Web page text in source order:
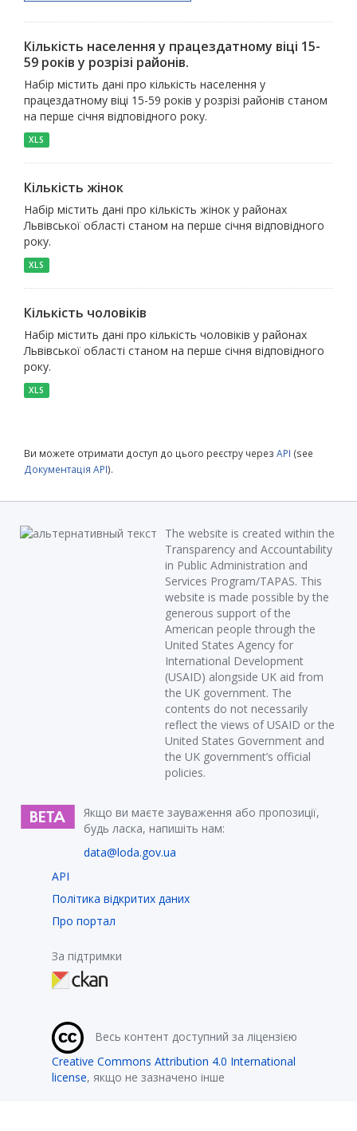
Кількість населення у працездатному віці 15-
59 років у розрізі районів.
Набір містить дані про кількість населення у
працездатному віці 15-59 років у розрізі районів станом
на перше січня відповідного року.
XLS
Кількість жінок
Набір містить дані про кількість жінок у районах
Львівської області станом на перше січня відповідного
року.
XLS
Кількість чоловіків
Набір містить дані про кількість чоловіків у районах
Львівської області станом на перше січня відповідного
року.
XLS
Ви можете отримати доступ до цього реєстру через API (see
Документація API).
The website is created within the
Transparency and Accountability
in Public Administration and
Services Program/TAPAS. This
website is made possible by the
generous support of the
American people through the
United States Agency for
International Development
(USAID) alongside UK aid from
the UK government. The
contents do not necessarily
reflect the views of USAID or the
United States Government and
the UK government’s official
policies.
Якщо ви маєте зауваження або пропозиції,
будь ласка, напишіть нам:
data@loda.gov.ua
API
Політика відкритих даних
Про портал
За підтримки
Весь контент доступний за ліцензією
Creative Commons Attribution 4.0 International
license, якщо не зазначено інше